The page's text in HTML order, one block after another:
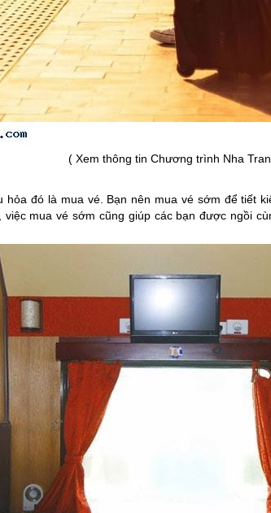
( Xem thông tin Chương trình Nha
hỏa đó là mua vé. Bạn nên mua vé sớm để tiết
mua vé sớm cũng giúp các bạn được ngồi